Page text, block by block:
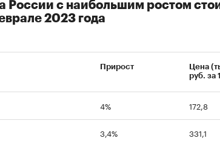
России с наибольшим ростом
2023 года
Прирост
Цена
руб. за
4% 172,8
3,4% 331,1